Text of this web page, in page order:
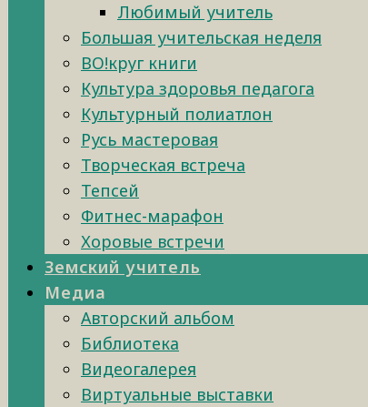
Любимый учитель
Большая учительская неделя
ВО!круг книги
Культура здоровья педагога
Культурный полиатлон
Русь мастеровая
Творческая встреча
Тепсей
Фитнес-марафон
Хоровые встречи
Земский учитель
Медиа
Авторский альбом
Библиотека
Видеогалерея
Виртуальные выставки